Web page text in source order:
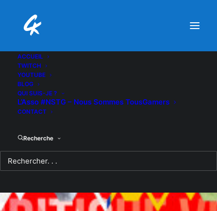
ACCUEIL
TWITCH
YOUTUBE
BLOG
QUI SUIS-JE ?
L’Asso #NSTG – Nous Sommes TousGamers
CONTACT
Recherche